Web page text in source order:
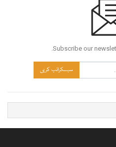
Subscribe our
سبسکرائب کریں